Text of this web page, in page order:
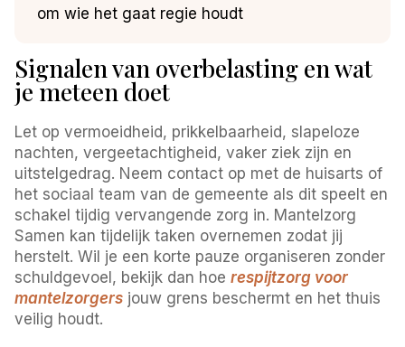
om wie het gaat regie houdt
Signalen van overbelasting en wat
je meteen doet
Let op vermoeidheid, prikkelbaarheid, slapeloze
nachten, vergeetachtigheid, vaker ziek zijn en
uitstelgedrag. Neem contact op met de huisarts of
het sociaal team van de gemeente als dit speelt en
schakel tijdig vervangende zorg in. Mantelzorg
Samen kan tijdelijk taken overnemen zodat jij
herstelt. Wil je een korte pauze organiseren zonder
schuldgevoel, bekijk dan hoerespijtzorg voor
mantelzorgers jouw grens beschermt en het thuis
veilig houdt.